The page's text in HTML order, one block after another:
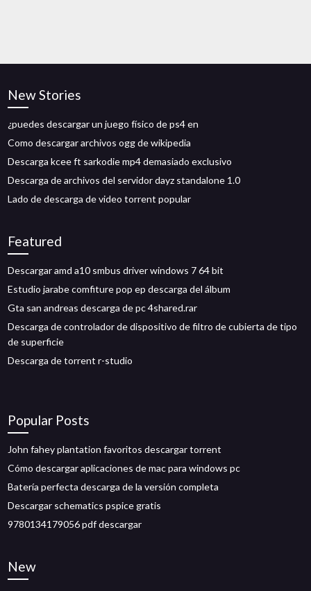
New Stories
¿puedes descargar un juego físico de ps4 en
Como descargar archivos ogg de wikipedia
Descarga kcee ft sarkodie mp4 demasiado exclusivo
Descarga de archivos del servidor dayz standalone 1.0
Lado de descarga de video torrent popular
Featured
Descargar amd a10 smbus driver windows 7 64 bit
Estudio jarabe comfiture pop ep descarga del álbum
Gta san andreas descarga de pc 4shared.rar
Descarga de controlador de dispositivo de filtro de cubierta de tipo
de superficie
Descarga de torrent r-studio
Popular Posts
John fahey plantation favoritos descargar torrent
Cómo descargar aplicaciones de mac para windows pc
Batería perfecta descarga de la versión completa
Descargar schematics pspice gratis
9780134179056 pdf descargar
New